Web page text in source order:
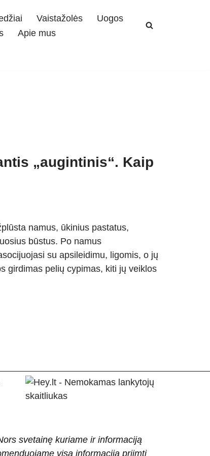
Vaistažolės
Uogos
Apie mus
„augintinis“. Kaip
namus, ūkinius pastatus,
būstus. Po namus
su apsileidimu, ligomis, o jų
girdimas pelių cypimas, kiti jų veiklos
svetainę kuriame ir informaciją
visą informaciją priimti